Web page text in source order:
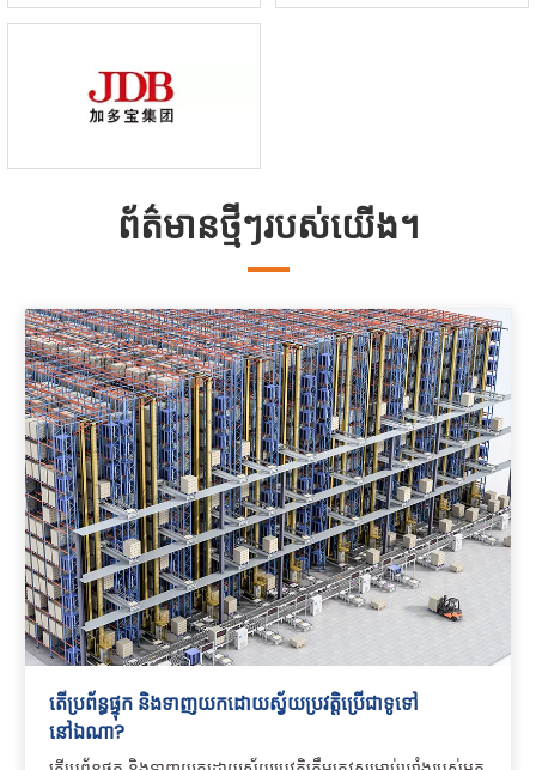
ព័ត៌មានថ្មីៗរបស់យើង។
តើប្រព័ន្ធផ្ទុក និងទាញយកដោយស្វ័យប្រវត្តិប្រើជាទូទៅ
នៅឯណា?